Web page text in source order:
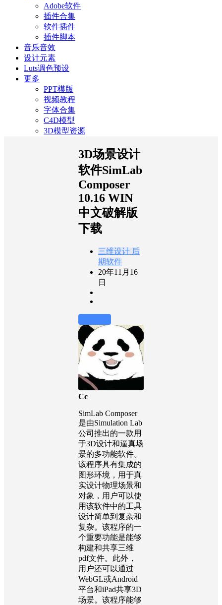
Adobe软件
插件合集
软件插件
插件脚本
音乐音效
设计元素
Luts调色预设
更多
PPT模版
视频教程
字体合集
C4D模型
3D模型资源
3D场景设计
软件SimLab
Composer
10.16 WIN
中文破解版
下载
三维设计 后
期软件
20年11月16
日
Cc
SimLab Composer
是由Simulation Lab
公司推出的一款用
于3D设计和逼真场
景的多功能软件。
该程序具有集成的
图形环境，用于真
实设计物理场景和
对象，用户可以使
用该软件中的工具
设计简单到复杂和
复杂。该程序的一
个重要功能是能够
构建和共享三维
pdf文件。此外，
用户还可以通过
WebGL或Android
平台和iPad共享3D
场景。该程序能够